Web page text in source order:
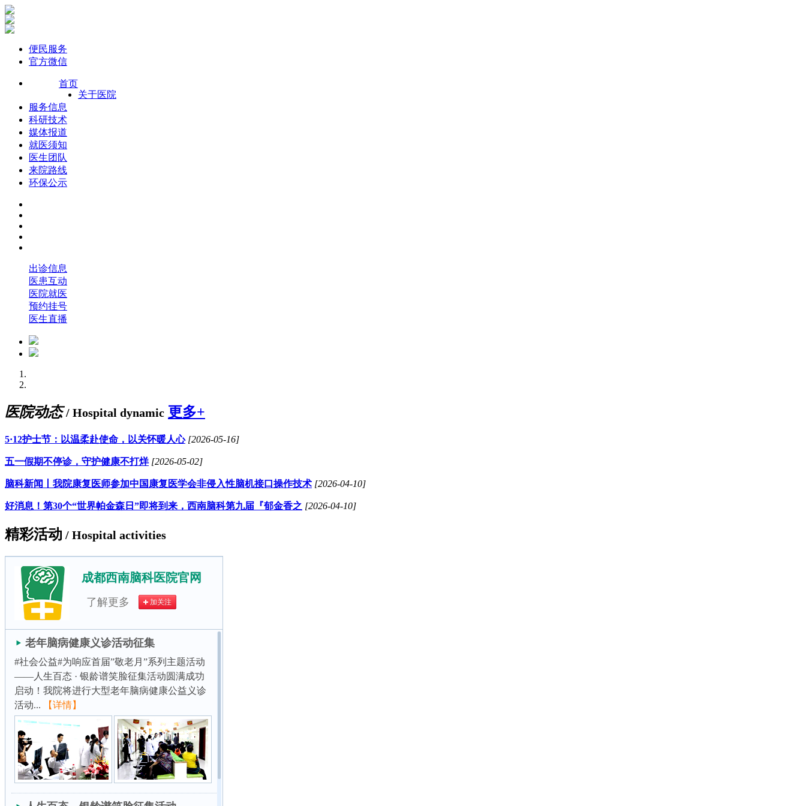
便民服务
官方微信
首页
关于医院
服务信息
科研技术
媒体报道
就医须知
医生团队
来院路线
环保公示
出诊信息
医患互动
医院就医
预约挂号
医生直播
医院动态 / Hospital dynamic 更多+
5·12护士节：以温柔赴使命，以关怀暖人心 [2026-05-16]
五一假期不停诊，守护健康不打烊 [2026-05-02]
脑科新闻丨我院康复医师参加中国康复医学会非侵入性脑机接口操作技术 [2026-04-10]
好消息！第30个“世界帕金森日”即将到来，西南脑科第九届『郁金香之 [2026-04-10]
精彩活动 / Hospital activities